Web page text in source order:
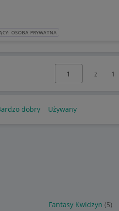
OSOBA PRYWATNA
z 1
dobry Używany
Fantasy Kwidzyn (5)